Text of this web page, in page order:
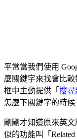
平常當我們使用
麼關鍵字來找會比
框中主動提供「 搜尋
怎麼下關鍵字的時
剛剛才知道原來英
似的功能叫「